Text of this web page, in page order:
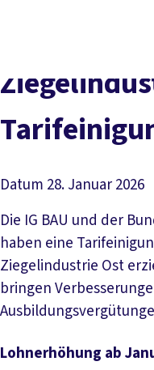
Datum 28. Januar 2026
Die IG BAU und der
haben eine
Ziegelindustrie Ost
bringen
Lohnerhöhung ab